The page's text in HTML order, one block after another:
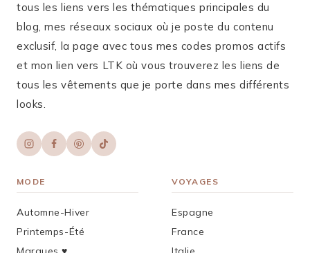
tous les liens vers les thématiques principales du
blog, mes réseaux sociaux où je poste du contenu
exclusif, la page avec tous mes codes promos actifs
et mon lien vers LTK où vous trouverez les liens de
tous les vêtements que je porte dans mes différents
looks.
MODE
Automne-Hiver
Printemps-Été
VOYAGES
Espagne
France